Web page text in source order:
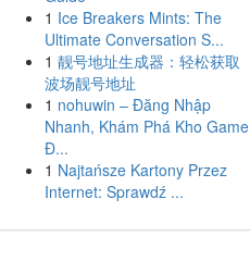
1 Ice Breakers Mints: The
Ultimate Conversation S...
1 靓号地址生成器：轻松获取
波场靓号地址
1 nohuwin – Đăng Nhập
Nhanh, Khám Phá Kho Game
Đ...
1 Najtańsze Kartony Przez
Internet: Sprawdź ...